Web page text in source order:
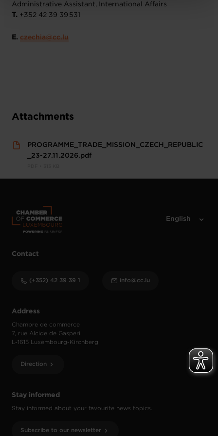
Administrative Assistant, International Affairs
T. +352 42 39 39 531
E. ​czechia@cc.lu​
Attachments
PROGRAMME_TRADE_MISSION_CZECH_REPUBLIC
_23-27.11.2026.pdf
Stay informed
Stay informed about your favourite news topics.
Subscribe to our newsletter
Address
Chambre de commerce
7, rue Alcide de Gasperi
L-1615 Luxembourg-Kirchberg
Direction
Contact
(+352) 42 39 39 1 info@cc.lu